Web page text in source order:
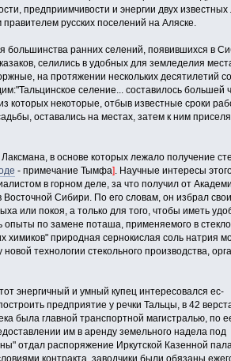
предприимчивости и энергии двух
русских поселений на Аляске.
большинства ранних селений, появившихся в
селились в удобных для земледелия
на протяжении нескольких десятилетий
селение... составилось большей
которых некоторые, отбыв извес­тные сроки
оставались на местах, затем к ним
в основе которых лежало получение
- примечание Тымфа]. Научные интересы
в горном деле, за что получил от
Восточной Сибири. По его словам, он избрал
или покоя, а только для того, чтобы иметь
опыты по замене поташа, применяемого в
природная сернокислая соль натрия
технологии стекольного производства,
энергичный и умный купец интересовался ес­
предприятие у речки Тальцы, в 42
была главной транспортной магистралью, по
им в аренду земельного надела под
отдал распоряжение Иркутской Казенной